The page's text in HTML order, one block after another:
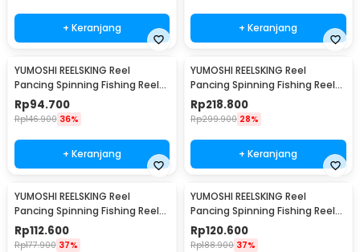
+ Keranjang + Keranjang
YUMOSHI REELSKING Reel
Pancing Spinning Fishing Reel
5.5:1 1000 - EF1000
Rp94.700
Rp146.900 36%
+ Keranjang
YUMOSHI REELSKING Reel
Pancing Spinning Fishing Reel
4.1:1 9000 - EF9000
Rp218.800
Rp299.900 28%
+ Keranjang
YUMOSHI REELSKING Reel
Pancing Spinning Fishing Reel
5.5:1 3000 - EF3000
Rp112.600
Rp177.900 37%
YUMOSHI REELSKING Reel
Pancing Spinning Fishing Reel
5.2:1 5000 - EF5000
Rp120.600
Rp188.900 37%